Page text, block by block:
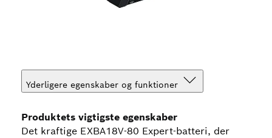
Yderligere egenskaber og funktioner
Produktets vigtigste egenskaber
Det kraftige EXBA18V-80 Expert-batteri, der